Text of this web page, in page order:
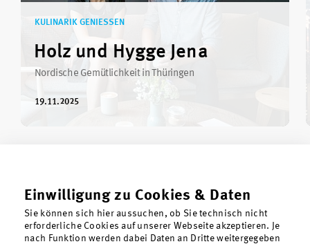
Einwilligung zu Cookies & Daten
Sie können sich hier aussuchen, ob Sie technisch nicht
erforderliche Cookies auf unserer Webseite akzeptieren. Je
nach Funktion werden dabei Daten an Dritte weitergegeben
KULINARIK GENIESSEN
Holz und Hygge Jena
Nordische Gemütlichkeit in Thüringen
19.11.2025